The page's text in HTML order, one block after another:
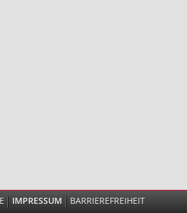
IMPRESSUM BARRIEREFREIHEIT